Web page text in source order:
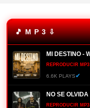
🎵 M P 3 ⇩
REPRODUCIR MP3
6.6K PLAYS✔
REPRODUCIR MP3